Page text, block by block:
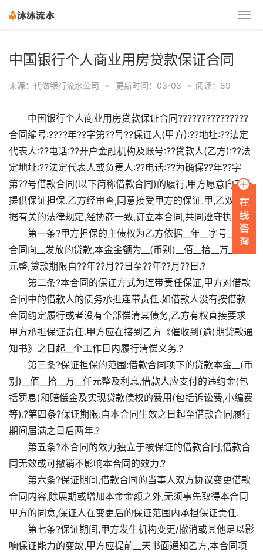
中国银行个人商业用房贷款保证合同
来源：代做银行流水公司 • 更新时间：03-03 • 阅读：89
中国银行个人商业用房贷款保证合同???????????????
合同编号:????年??字第??号??保证人(甲方):??地址:??法定
代表人:??电话:??开户金融机构及账号:??贷款人(乙方):??法
定地址:??法定代表人或负责人:??电话:??为确保??年??字
第??号借款合同(以下简称借款合同)的履行,甲方愿意向乙方
提供保证担保.乙方经审查,同意接受甲方的保证.甲,乙双方根
据有关的法律规定,经协商一致,订立本合同,共同遵守执行.?
第一条?甲方担保的主债权为乙方依据__年__字号__借款
合同向__发放的贷款,本金金额为__(币别)__佰__拾__万__仟
元整,贷款期限自??年??月??日至??年??月??日.?
第二条?本合同的保证方式为连带责任保证,甲方对借款
合同中的借款人的债务承担连带责任.如借款人没有按借款
合同约定履行或者没有全部偿清其债务,乙方有权直接要求
甲方承担保证责任.甲方应在接到乙方《催收到(逾)期贷款通
知书》之日起__个工作日内履行清偿义务.?
第三条?保证担保的范围:借款合同项下的贷款本金__(币
别)__佰__拾__万__仟元整及利息,借款人应支付的违约金(包
括罚息)和赔偿金及实现贷款债权的费用(包括诉讼费,小编费
等).?第四条?保证期限:自本合同生效之日起至借款合同履行
期间届满之日后两年.?
第五条?本合同的效力独立于被保证的借款合同,借款合
同无效或可撤销不影响本合同的效力.?
第六条?保证期间,借款合同的当事人双方协议变更借款
合同内容,除展期或增加本金金额之外,无须事先取得本合同
甲方的同意,保证人在变更后的保证范围内承担保证责任.
第七条?保证期间,甲方发生机构变更/撤消或其他足以影
响保证能力的变故,甲方应提前__天书面通知乙方,本合同项